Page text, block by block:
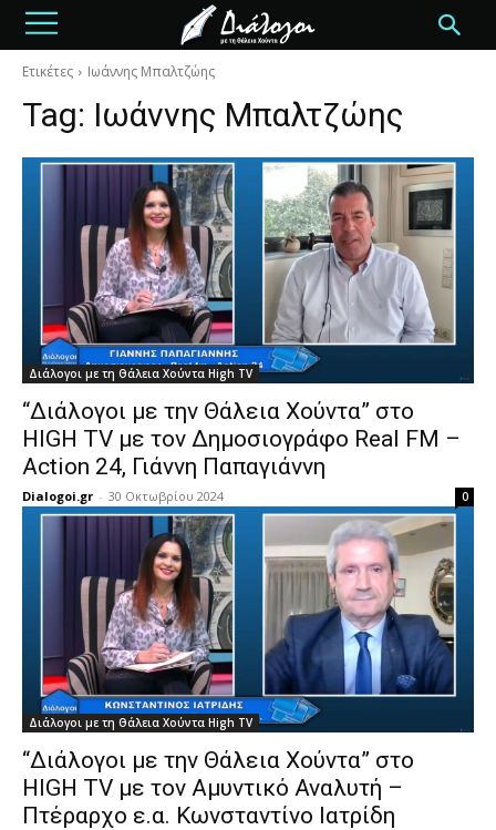
Ετικέτες Ιωάννης Μπαλτζώης
Tag: Ιωάννης Μπαλτζώης
Διάλογοι με τη Θάλεια Χούντα High TV
“Διάλογοι με την Θάλεια Χούντα” στο
HIGH TV με τον Δημοσιογράφο Real FM –
Action 24, Γιάννη Παπαγιάννη
Dialogoi.gr - 30 Οκτωβρίου 2024 0
Διάλογοι με τη Θάλεια Χούντα High TV
“Διάλογοι με την Θάλεια Χούντα” στο
HIGH TV με τον Αμυντικό Αναλυτή –
Πτέραρχο ε.α. Κωνσταντίνο Ιατρίδη